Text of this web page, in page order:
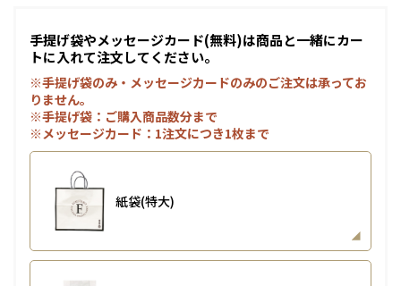
手提げ袋やメッセージカード(無料)は商品と一緒にカー
トに入れて注文してください。
※手提げ袋のみ・メッセージカードのみのご注文は承ってお
りません。
※手提げ袋：ご購入商品数分まで
※メッセージカード：1注文につき1枚まで
紙袋(特大)